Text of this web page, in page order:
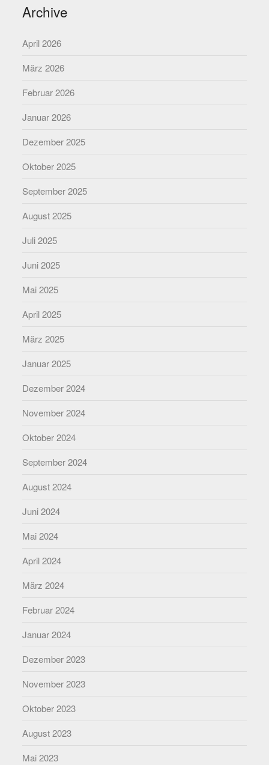
Archive
April 2026
März 2026
Februar 2026
Januar 2026
Dezember 2025
Oktober 2025
September 2025
August 2025
Juli 2025
Juni 2025
Mai 2025
April 2025
März 2025
Januar 2025
Dezember 2024
November 2024
Oktober 2024
September 2024
August 2024
Juni 2024
Mai 2024
April 2024
März 2024
Februar 2024
Januar 2024
Dezember 2023
November 2023
Oktober 2023
August 2023
Mai 2023